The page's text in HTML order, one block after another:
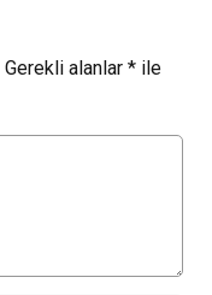
Gerekli alanlar * ile